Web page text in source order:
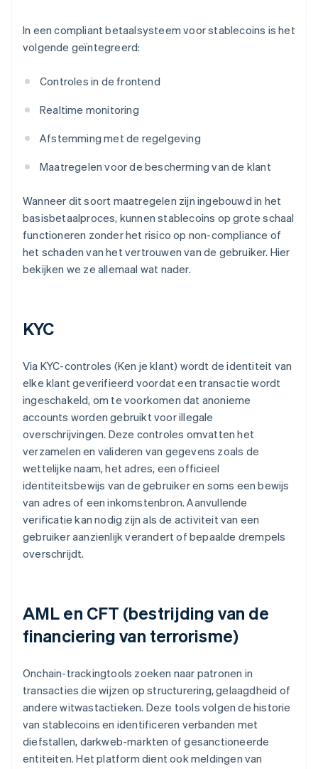
In een compliant betaalsysteem voor stablecoins is het
volgende geïntegreerd:
Controles in de frontend
Realtime monitoring
Afstemming met de regelgeving
Maatregelen voor de bescherming van de klant
Wanneer dit soort maatregelen zijn ingebouwd in het
basisbetaalproces, kunnen stablecoins op grote schaal
functioneren zonder het risico op non-compliance of
het schaden van het vertrouwen van de gebruiker. Hier
bekijken we ze allemaal wat nader.
KYC
Via KYC-controles (Ken je klant) wordt de identiteit van
elke klant geverifieerd voordat een transactie wordt
ingeschakeld, om te voorkomen dat anonieme
accounts worden gebruikt voor illegale
overschrijvingen. Deze controles omvatten het
verzamelen en valideren van gegevens zoals de
wettelijke naam, het adres, een officieel
identiteitsbewijs van de gebruiker en soms een bewijs
van adres of een inkomstenbron. Aanvullende
verificatie kan nodig zijn als de activiteit van een
gebruiker aanzienlijk verandert of bepaalde drempels
overschrijdt.
AML en CFT (bestrijding van de
financiering van terrorisme)
Onchain-trackingtools zoeken naar patronen in
transacties die wijzen op structurering, gelaagdheid of
andere witwastactieken. Deze tools volgen de historie
van stablecoins en identificeren verbanden met
diefstallen, darkweb-markten of gesanctioneerde
entiteiten. Het platform dient ook meldingen van